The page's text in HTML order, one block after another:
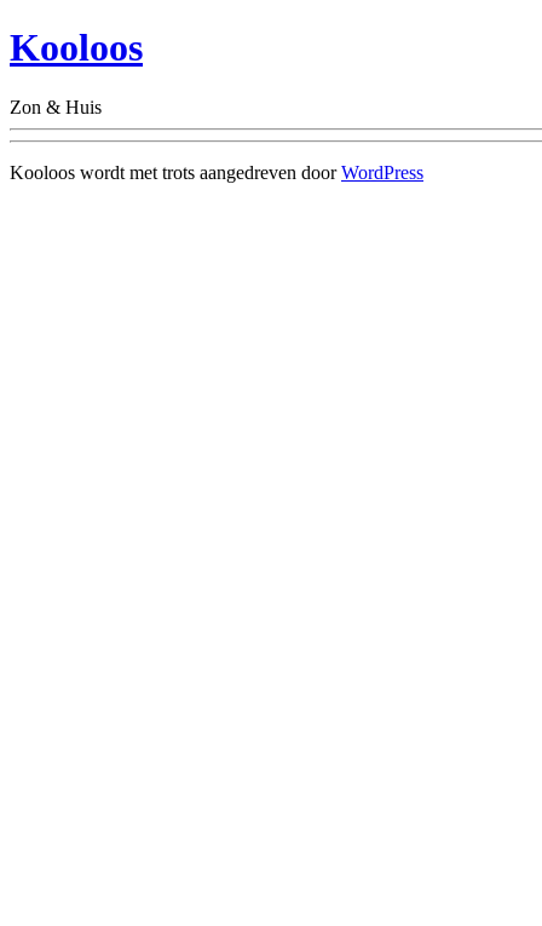
Kooloos
Zon & Huis
Kooloos wordt met trots aangedreven doorWordPress